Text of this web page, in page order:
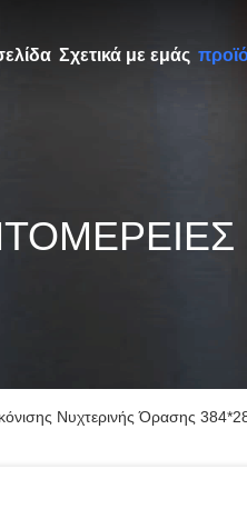
Σχετικά με εμάς
Νυχτερινής Όρασης